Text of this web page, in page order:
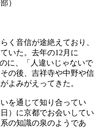
）
く音信が途絶えており、
いた。去年の12月に
に、「人違いじゃないで
の後、吉祥寺や中野や信
よみがえってきた。
を通じて知り合ってい
）に京都でお会いしてい
の知識の泉のようであ